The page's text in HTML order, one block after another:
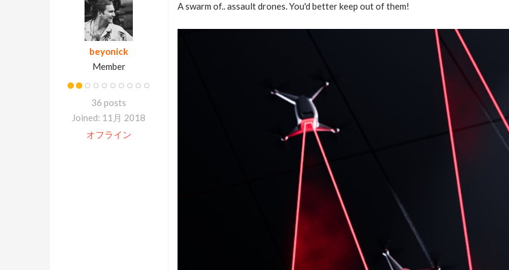
beyonick
Member
36 posts
Joined: 11月 2018
オフライン
A swarm of.. assault drones. You'd better keep out of them!